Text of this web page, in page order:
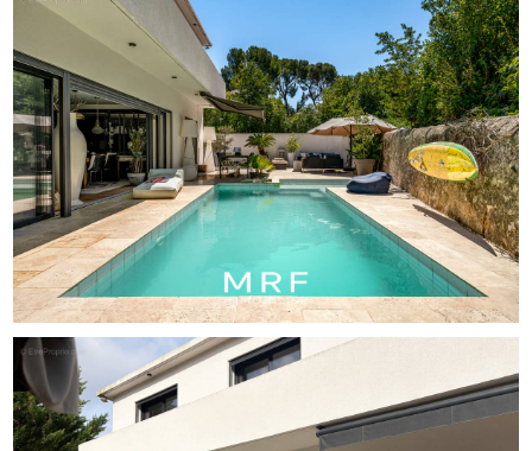
de 50 m2 propose un salon autour d’une belle cheminée
et salle à manger. La cuisine, parée de bois et recouverte
d’un plan en granit, se veut semi-séparée par une verrière
d’atelier. Ainsi, les espaces dialoguent et profitent d’un
effet dedans-dehors appréciable.
Élément névralgique de cette villa, l’escalier dessert à
l’étage supérieur la partie nuit. Ce niveau entièrement
parqueté de bois propose : une chambre Master avec
dressing et salle d’eau au petit carrelage mosaïque, et
deux autres chambres avec rangements se partageant
une salle de bain, avec douche et baignoire, entièrement
habillée de marbre. Elles s’ouvrent sur une terrasse
orientée Sud.